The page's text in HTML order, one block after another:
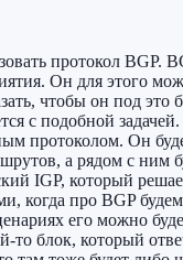
протокол BGP.
Он для этого
чтобы он под это
с подобной
протоколом. Он
а рядом с ним
IGP, который
когда про BGP
его можно
то блок, который